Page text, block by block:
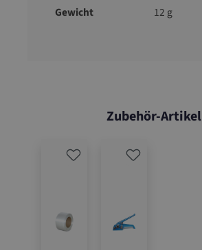
Gewicht
12 g
Zubehör-Artikel